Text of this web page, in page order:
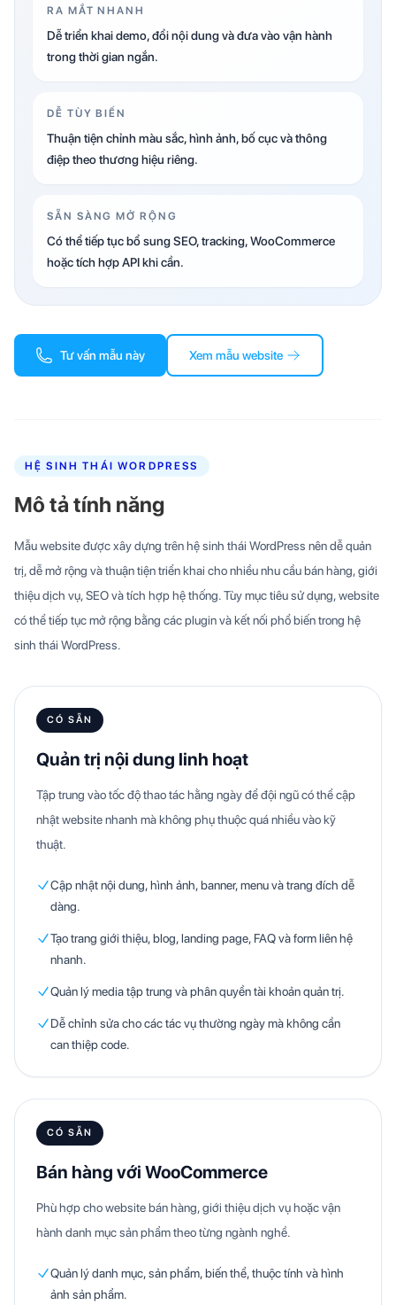
RA MẮT NHANH
Dễ triển khai demo, đổi nội dung và đưa vào vận hành
trong thời gian ngắn.
DỄ TÙY BIẾN
Thuận tiện chỉnh màu sắc, hình ảnh, bố cục và thông
điệp theo thương hiệu riêng.
SẴN SÀNG MỞ RỘNG
Có thể tiếp tục bổ sung SEO, tracking, WooCommerce
hoặc tích hợp API khi cần.
Tư vấn mẫu này Xem mẫu website
HỆ SINH THÁI WORDPRESS
Mô tả tính năng
Mẫu website được xây dựng trên hệ sinh thái WordPress nên dễ quản
trị, dễ mở rộng và thuận tiện triển khai cho nhiều nhu cầu bán hàng, giới
thiệu dịch vụ, SEO và tích hợp hệ thống. Tùy mục tiêu sử dụng, website
có thể tiếp tục mở rộng bằng các plugin và kết nối phổ biến trong hệ
sinh thái WordPress.
CÓ SẴN
Quản trị nội dung linh hoạt
Tập trung vào tốc độ thao tác hằng ngày để đội ngũ có thể cập
nhật website nhanh mà không phụ thuộc quá nhiều vào kỹ
thuật.
Cập nhật nội dung, hình ảnh, banner, menu và trang đích dễ
dàng.
Tạo trang giới thiệu, blog, landing page, FAQ và form liên hệ
nhanh.
Quản lý media tập trung và phân quyền tài khoản quản trị.
Dễ chỉnh sửa cho các tác vụ thường ngày mà không cần
can thiệp code.
CÓ SẴN
Bán hàng với WooCommerce
Phù hợp cho website bán hàng, giới thiệu dịch vụ hoặc vận
hành danh mục sản phẩm theo từng ngành nghề.
Quản lý danh mục, sản phẩm, biến thể, thuộc tính và hình
ảnh sản phẩm.